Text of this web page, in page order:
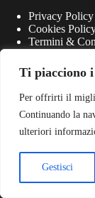
Ti piacciono i
Per offrirti il
Continuando la
ulteriori
Gestisci
Privacy Policy
Cookies
Termini &